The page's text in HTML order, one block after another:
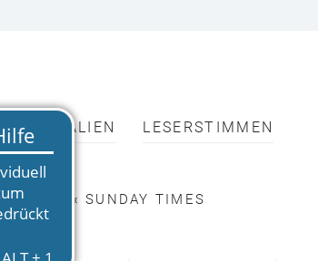
LESERSTIMMEN
BUCH.« SUNDAY TIMES